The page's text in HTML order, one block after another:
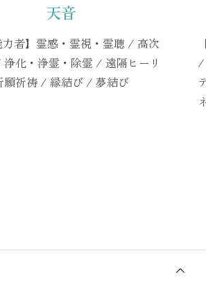
天音
力者】霊感・霊視・霊聴 / 高次
化・浄霊・除霊 / 遠隔ヒーリ
願祈祷 / 縁結び / 夢結び
/